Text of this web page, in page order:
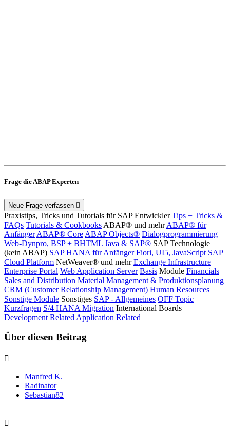
Frage die ABAP Experten
Neue Frage verfassen
Praxistips, Tricks und Tutorials für SAP Entwickler Tips + Tricks &
FAQs Tutorials & Cookbooks ABAP® und mehr ABAP® für
Anfänger ABAP® Core ABAP Objects® Dialogprogrammierung
Web-Dynpro, BSP + BHTML Java & SAP® SAP Technologie
(kein ABAP) SAP HANA für Anfänger Fiori, UI5, JavaScript SAP
Cloud Platform NetWeaver® und mehr Exchange Infrastructure
Enterprise Portal Web Application Server Basis Module Financials
Sales and Distribution Material Management & Produktionsplanung
CRM (Customer Relationship Management) Human Resources
Sonstige Module Sonstiges SAP - Allgemeines OFF Topic
Kurzfragen S/4 HANA Migration International Boards
Development Related Application Related
Über diesen Beitrag
Manfred K.
Radinator
Sebastian82